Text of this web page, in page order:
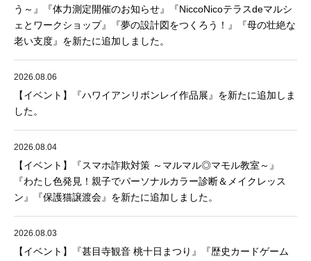
う～』『体力測定開催のお知らせ』『NiccoNicoテラスdeマルシ
ェとワークショップ』『夢の設計図をつくろう！』『母の壮絶な
老い支度』を新たに追加しました。
2026.08.06
【イベント】『ハワイアンリボンレイ作品展』を新たに追加しま
した。
2026.08.04
【イベント】『スマホ詐欺対策 ～マルマル◎マモル教室～』
『わたし色発見！親子でパーソナルカラー診断＆メイクレッス
ン』『保護猫譲渡会』を新たに追加しました。
2026.08.03
【イベント】『甚目寺観音 桃十日まつり』『歴史カードゲーム